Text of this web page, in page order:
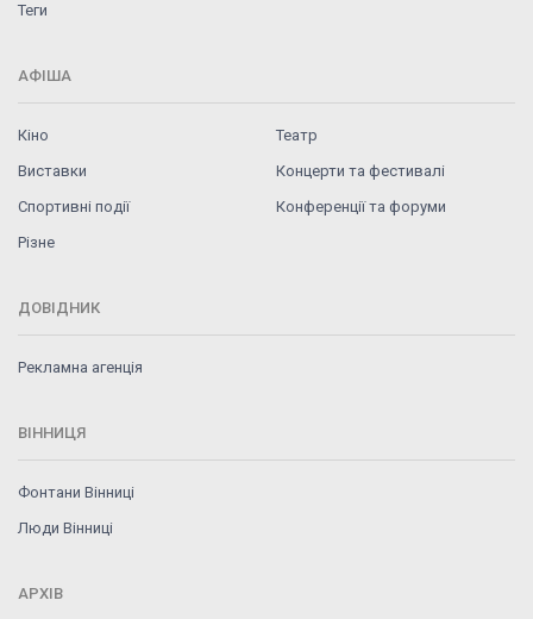
Теги
АФІША
Кіно
Театр
Виставки
Концерти та фестивалі
Спортивні події
Конференції та форуми
Різне
ДОВІДНИК
Рекламна агенція
ВІННИЦЯ
Фонтани Вінниці
Люди Вінниці
АРХІВ